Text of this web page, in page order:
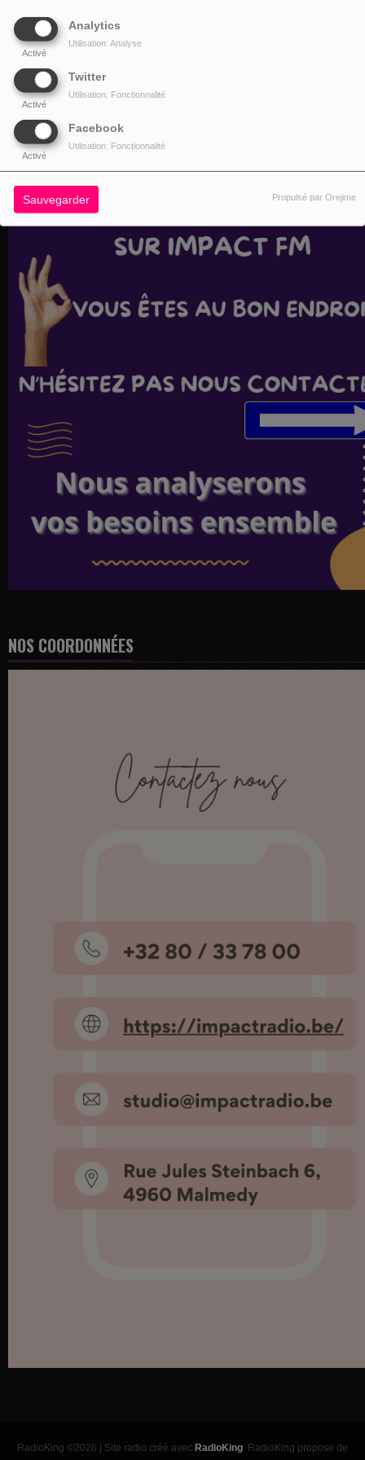
Analytics
Activé
Utilisation: Analyse
Twitter
Activé
Utilisation: Fonctionnalité
Facebook
Activé
Utilisation: Fonctionnalité
Sauvegarder Propulsé par Orejime
NOS COORDONNÉES
RadioKing ©2026 | Site radio créé avec RadioKing . RadioKing propose de